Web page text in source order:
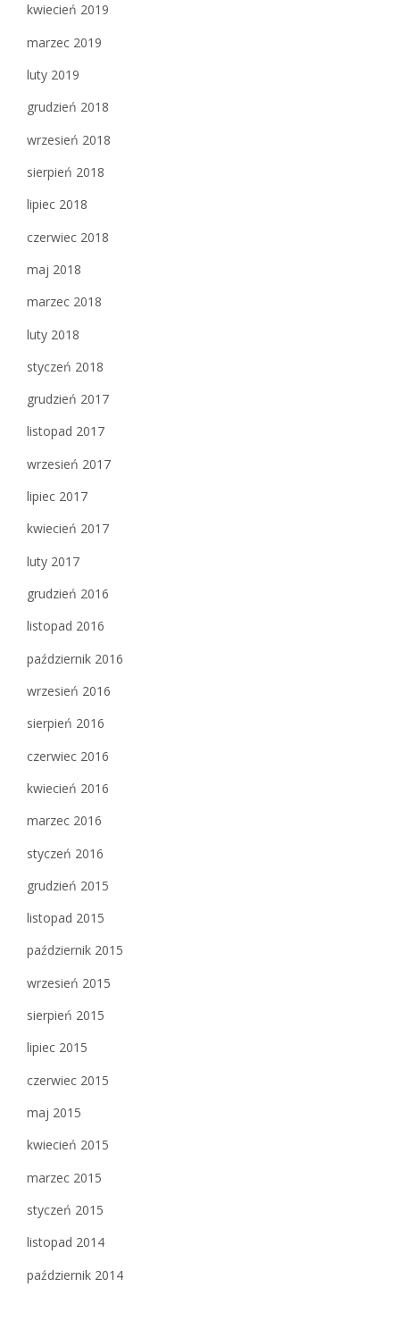
kwiecień 2019
marzec 2019
luty 2019
grudzień 2018
wrzesień 2018
sierpień 2018
lipiec 2018
czerwiec 2018
maj 2018
marzec 2018
luty 2018
styczeń 2018
grudzień 2017
listopad 2017
wrzesień 2017
lipiec 2017
kwiecień 2017
luty 2017
grudzień 2016
listopad 2016
październik 2016
wrzesień 2016
sierpień 2016
czerwiec 2016
kwiecień 2016
marzec 2016
styczeń 2016
grudzień 2015
listopad 2015
październik 2015
wrzesień 2015
sierpień 2015
lipiec 2015
czerwiec 2015
maj 2015
kwiecień 2015
marzec 2015
styczeń 2015
listopad 2014
październik 2014